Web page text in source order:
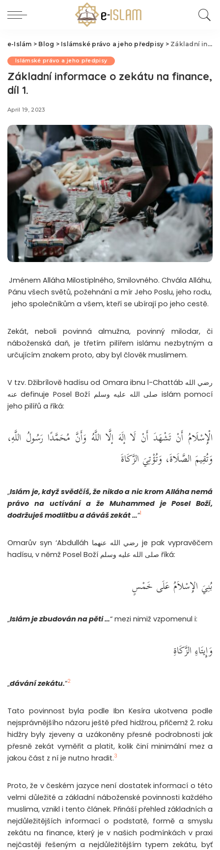
e-Islám > Blog > Islámské právo a jeho předpisy > Základní informace o zekátu na finance, díl 1.
Islámské právo a jeho předpisy
Základní informace o zekátu na finance,
díl 1.
April 19, 2023
Jménem Alláha Milostiplného, Smilovného. Chvála Alláhu,
Pánu všech světů, požehnání a mír Jeho Poslu, jeho rodu,
jeho společníkům a všem, kteří se ubírají po jeho cestě.
Zekát, neboli povinná almužna, povinný milodar, či
náboženská daň, je třetím pilířem islámu nezbytným a
určujícím znakem proto, aby byl člověk muslimem.
V tzv. Džibrílově hadísu od Omara ibnu l-Chattáb رضي الله
عنه definuje Posel Boží صلى الله عليه وسلم islám pomocí
jeho pilířů a říká:
الْإِسْلَامُ أَنْ تَشْهَدَ أَنْ لَا إلَهَ إلَّا اللَّهُ وَأَنَّ مُحَمَّدًا رَسُولُ اللَّهِ،
وَتُقِيمَ الصَّلَاةَ، وَتُؤْتِيَ الزَّكَاةَ
„Islám je, když svědčíš, že nikdo a nic krom Alláha nemá
právo na uctívání a že Muhammed je Posel Boží,
dodržuješ modlitbu a dáváš zekát …“1
Omarův syn ‘Abdulláh رضي الله عنهما je pak vypravěčem
hadísu, v němž Posel Boží صلى الله عليه وسلم říká:
بُنِيَ الإِسْلاَمُ عَلَى خَمْسٍ
„Islám je zbudován na pěti …“ mezi nimiž vzpomenul i:
وَإِيتَاءِ الزَّكَاةِ
„dávání zekátu.“2
Tato povinnost byla podle Ibn Kesíra ukotvena podle
nejsprávnějšího názoru ještě před hidžrou, přičemž 2. roku
hidžry byly zjeveny a uzákoněny přesné podrobnosti jak
přesně zekát vyměřit a platit, kolik činí minimální mez a
jakou část z ní je nutno hradit.3
Proto, že v českém jazyce není dostatek informací o této
velmi důležité a základní náboženské povinnosti každého
muslima, vznikl i tento článek. Přináší přehled základních a
nejdůležitějších informací o podstatě, formě a smyslu
zekátu na finance, který je v našich podmínkách v praxi
nejčastěji řešeným a nejdůležitějším typem zekátu, byť